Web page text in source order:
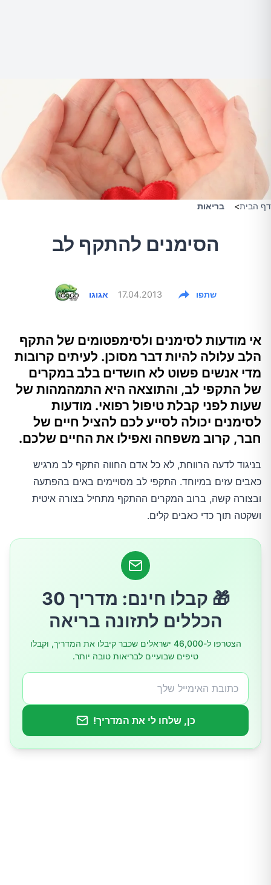
דף הבית> בריאות
הסימנים להתקף לב
אגוגו 17.04.2013 שתפו
אי מודעות לסימנים ולסימפטומים של התקף
הלב עלולה להיות דבר מסוכן. לעיתים קרובות
מדי אנשים פשוט לא חושדים בלב במקרים
של התקפי לב, והתוצאה היא התמהמהות של
שעות לפני קבלת טיפול רפואי. מודעות
לסימנים יכולה לסייע לכם להציל חיים של
חבר, קרוב משפחה ואפילו את החיים שלכם.
בניגוד לדעה הרווחת, לא כל אדם החווה התקף לב מרגיש
כאבים עזים במיוחד. התקפי לב מסויימים באים בהפתעה
ובצורה קשה, ברוב המקרים ההתקף מתחיל בצורה איטית
ושקטה תוך כדי כאבים קלים.
🎁 קבלו חינם: מדריך 30
הכללים לתזונה בריאה
הצטרפו ל-46,000 ישראלים שכבר קיבלו את המדריך, וקבלו
טיפים שבועיים לבריאות טובה יותר.
כן, שלחו לי את המדריך!